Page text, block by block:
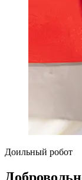
Доильный робот